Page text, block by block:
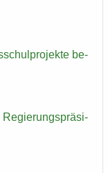
be­
Re­gie­rungs­prä­si­